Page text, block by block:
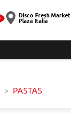
Disco Fresh Market
Plaza Italia
PASTAS